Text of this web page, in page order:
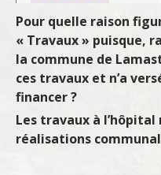
Pour quelle raison
« Travaux » puisque,
la commune de
ces travaux et n’a
financer ?
Les travaux à
réalisations